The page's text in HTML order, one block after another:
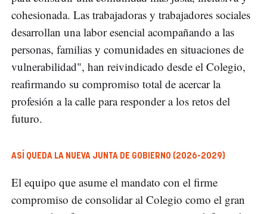
cohesionada. Las trabajadoras y trabajadores sociales
desarrollan una labor esencial acompañando a las
personas, familias y comunidades en situaciones de
vulnerabilidad", han reivindicado desde el Colegio,
reafirmando su compromiso total de acercar la
profesión a la calle para responder a los retos del
futuro.
ASÍ QUEDA LA NUEVA JUNTA DE GOBIERNO (2026-2029)
El equipo que asume el mandato con el firme
compromiso de consolidar al Colegio como el gran